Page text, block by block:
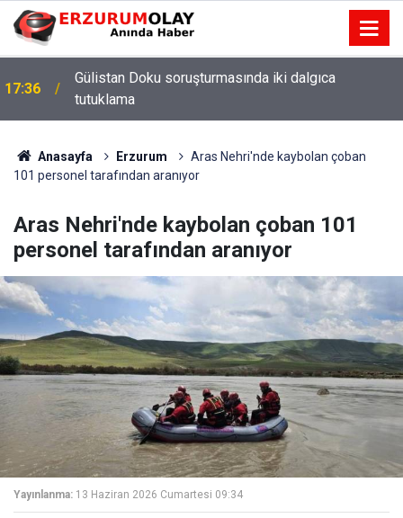
17:36
Gülistan Doku soruşturmasında iki dalgıca
tutuklama
Anasayfa Erzurum
Aras Nehri'nde kaybolan çoban
101 personel tarafından aranıyor
Aras Nehri'nde kaybolan çoban 101
personel tarafından aranıyor
Yayınlanma: 13 Haziran 2026 Cumartesi 09:34